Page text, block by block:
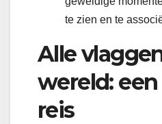
te zien en te
Alle
wereld:
reis